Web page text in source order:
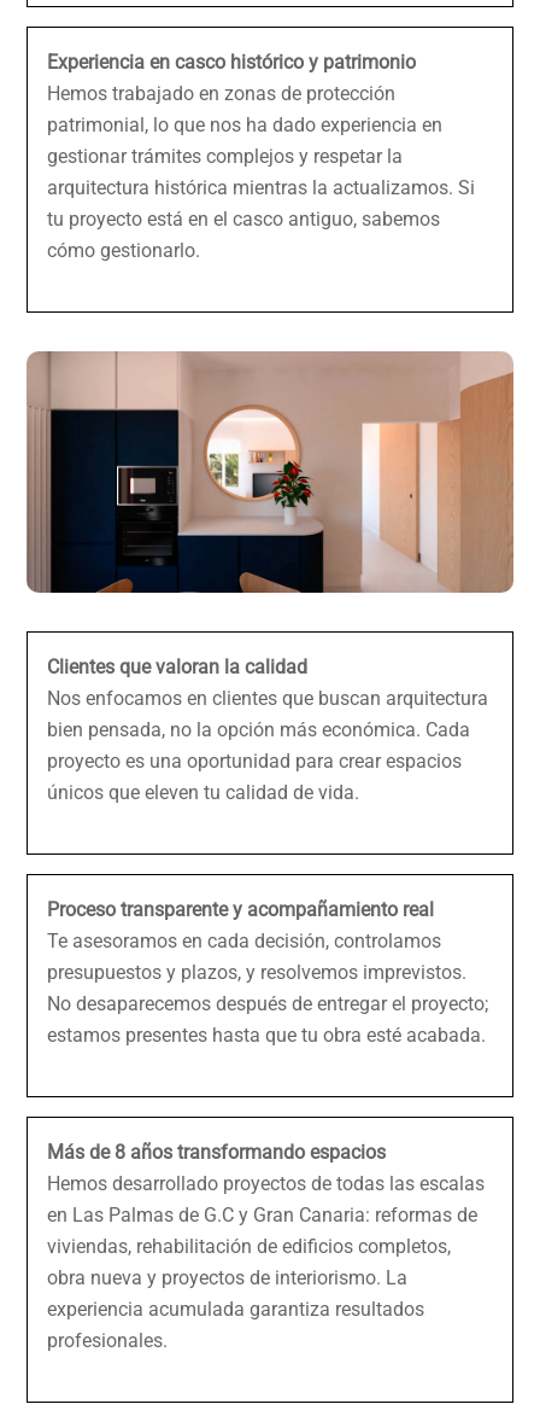
Experiencia en casco histórico y patrimonio
Hemos trabajado en zonas de protección
patrimonial, lo que nos ha dado experiencia en
gestionar trámites complejos y respetar la
arquitectura histórica mientras la actualizamos. Si
tu proyecto está en el casco antiguo, sabemos
cómo gestionarlo.
Clientes que valoran la calidad
Nos enfocamos en clientes que buscan arquitectura
bien pensada, no la opción más económica. Cada
proyecto es una oportunidad para crear espacios
únicos que eleven tu calidad de vida.
Proceso transparente y acompañamiento real
Te asesoramos en cada decisión, controlamos
presupuestos y plazos, y resolvemos imprevistos.
No desaparecemos después de entregar el proyecto;
estamos presentes hasta que tu obra esté acabada.
Más de 8 años transformando espacios
Hemos desarrollado proyectos de todas las escalas
en Las Palmas de G.C y Gran Canaria: reformas de
viviendas, rehabilitación de edificios completos,
obra nueva y proyectos de interiorismo. La
experiencia acumulada garantiza resultados
profesionales.